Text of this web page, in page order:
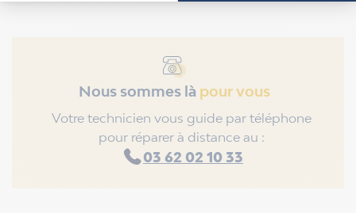
Nous sommes là pour vous
Votre technicien vous guide par téléphone
pour réparer à distance au :
03 62 02 10 33